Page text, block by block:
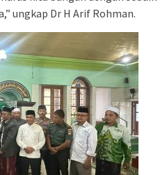
ungkap Dr H Arif Rohman.